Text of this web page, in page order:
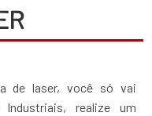
de laser, você só vai
realize um